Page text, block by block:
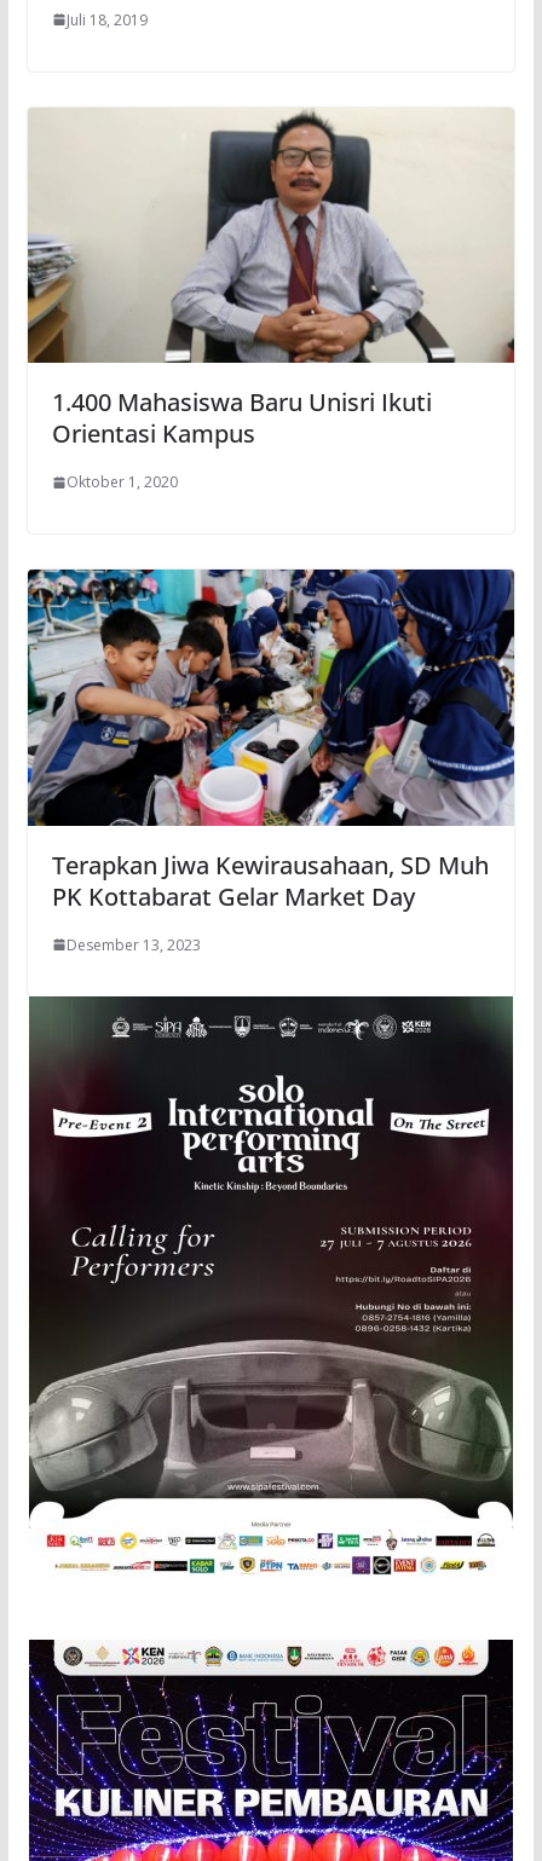
Juli 18, 2019
1.400 Mahasiswa Baru Unisri Ikuti
Orientasi Kampus
Oktober 1, 2020
Terapkan Jiwa Kewirausahaan, SD Muh
PK Kottabarat Gelar Market Day
Desember 13, 2023